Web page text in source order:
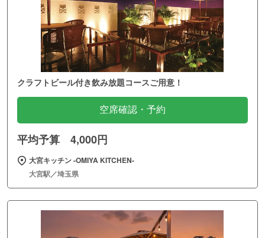
クラフトビール付き飲み放題コースご用意！
空席確認・予約
平均予算 4,000円
大宮キッチン ‐OMIYA KITCHEN‐
大宮駅／埼玉県